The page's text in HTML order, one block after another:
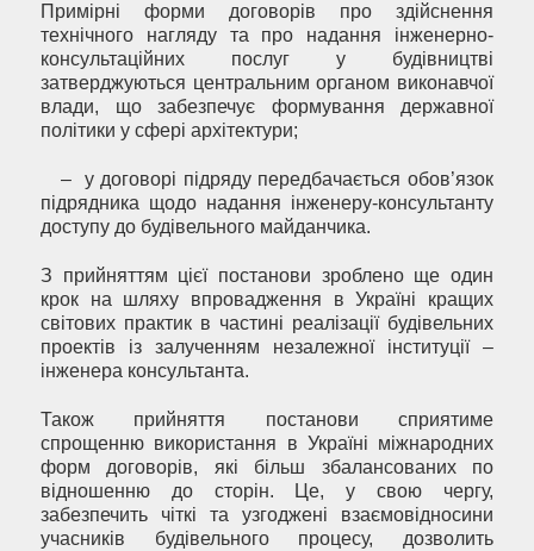
Примірні форми договорів про здійснення
технічного нагляду та про надання інженерно-
консультаційних послуг у будівництві
затверджуються центральним органом виконавчої
влади, що забезпечує формування державної
політики у сфері архітектури;
– у договорі підряду передбачається обов’язок
підрядника щодо надання інженеру-консультанту
доступу до будівельного майданчика.
З прийняттям цієї постанови зроблено ще один
крок на шляху впровадження в Україні кращих
світових практик в частині реалізації будівельних
проектів із залученням незалежної інституції –
інженера консультанта.
Також прийняття постанови сприятиме
спрощенню використання в Україні міжнародних
форм договорів, які більш збалансованих по
відношенню до сторін. Це, у свою чергу,
забезпечить чіткі та узгоджені взаємовідносини
учасників будівельного процесу, дозволить